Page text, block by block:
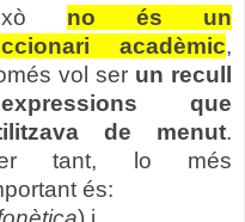
no és un
acadèmic,
vol ser un recull
que
de menut.
tant, lo més
és: